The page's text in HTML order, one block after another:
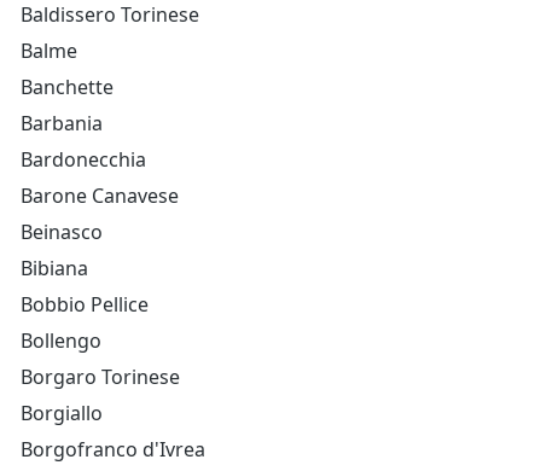
Baldissero Torinese
Balme
Banchette
Barbania
Bardonecchia
Barone Canavese
Beinasco
Bibiana
Bobbio Pellice
Bollengo
Borgaro Torinese
Borgiallo
Borgofranco d'Ivrea